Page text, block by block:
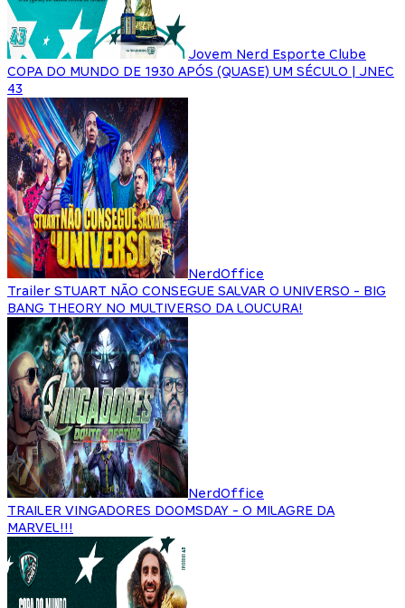
Jovem Nerd Esporte Clube
COPA DO MUNDO DE 1930 APÓS (QUASE) UM SÉCULO | JNEC
43
NerdOffice
Trailer STUART NÃO CONSEGUE SALVAR O UNIVERSO - BIG
BANG THEORY NO MULTIVERSO DA LOUCURA!
NerdOffice
TRAILER VINGADORES DOOMSDAY - O MILAGRE DA
MARVEL!!!